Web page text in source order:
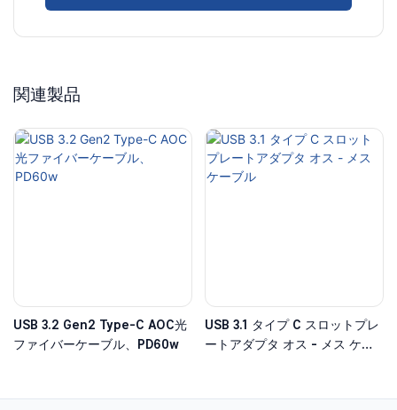
関連製品
USB 3.2 Gen2 Type-C AOC光
ファイバーケーブル、PD60w
USB 3.1 タイプ C スロットプレ
ートアダプタ オス - メス ケー